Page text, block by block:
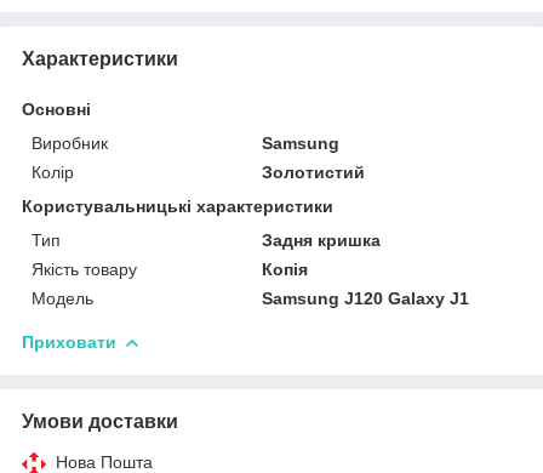
Характеристики
Основні
Виробник
Samsung
Колір
Золотистий
Користувальницькі характеристики
Тип
Задня кришка
Якість товару
Копія
Мoдель
Samsung J120 Galaxy J1
Приховати
Умови доставки
Нова Пошта